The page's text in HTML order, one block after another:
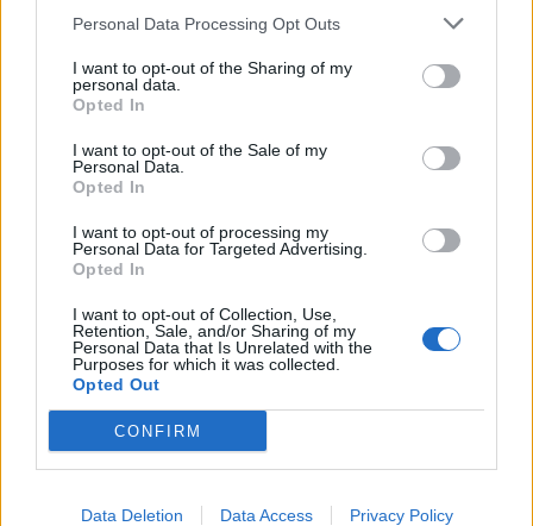
Personal Data Processing Opt Outs
I want to opt-out of the Sharing of my
personal data.
Opted In
I want to opt-out of the Sale of my
Personal Data.
Opted In
I want to opt-out of processing my
Personal Data for Targeted Advertising.
Opted In
I want to opt-out of Collection, Use,
Retention, Sale, and/or Sharing of my
Personal Data that Is Unrelated with the
Purposes for which it was collected.
Opted Out
CONFIRM
Data Deletion Data Access Privacy Policy
Μαγειρεμένο ρύζι: Πόσο διατηρείται στο ψυγείο και τα
συχνά λάθη που πρέπει να προσέξουμε
03:16
Οι ειδικοί εξηγούν: Το κλιματιστικό ρυθμίζει τη
θερμοκρασία, ο ανεμιστήρας οροφής αλλάζει την
02:30
01:30
Ειδικός λέει ποια φυτά να βάλεις στο μπαλκόνι σου το
καλοκαίρι
00:31
Βιολόγος: «Αυτό που προσελκύει τα κουνούπια δεν είναι